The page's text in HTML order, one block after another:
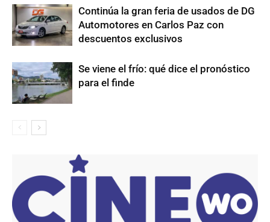
Continúa la gran feria de usados de DG
Automotores en Carlos Paz con
descuentos exclusivos
Se viene el frío: qué dice el pronóstico
para el finde